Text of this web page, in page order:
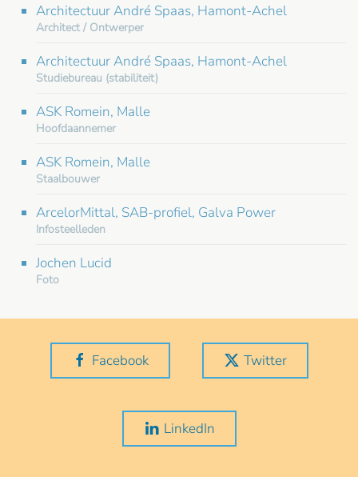
Architectuur André Spaas, Hamont-Achel
Architect / Ontwerper
Architectuur André Spaas, Hamont-Achel
Studiebureau (stabiliteit)
ASK Romein, Malle
Hoofdaannemer
ASK Romein, Malle
Staalbouwer
ArcelorMittal, SAB-profiel, Galva Power
Infosteelleden
Jochen Lucid
Foto
Facebook Twitter
LinkedIn